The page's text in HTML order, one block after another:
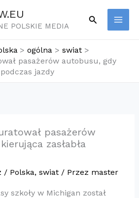
POLSKIE MEDIA
Szukaj
ogólna
swiat
pasażerów autobusu, gdy
jazdy
pasażerów
zasłabła
/ Polska, swiat/ Przez master
szkoły w Michigan został